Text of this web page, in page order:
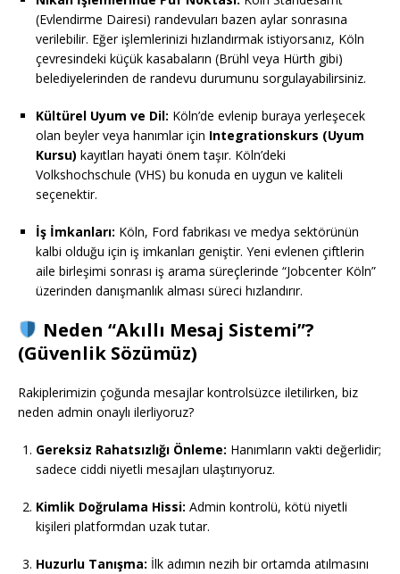
(Evlendirme Dairesi) randevuları bazen aylar sonrasına
verilebilir. Eğer işlemlerinizi hızlandırmak istiyorsanız, Köln
çevresindeki küçük kasabaların (Brühl veya Hürth gibi)
belediyelerinden de randevu durumunu sorgulayabilirsiniz.
Kültürel Uyum ve Dil: Köln’de evlenip buraya yerleşecek
olan beyler veya hanımlar için Integrationskurs (Uyum
Kursu) kayıtları hayati önem taşır. Köln’deki
Volkshochschule (VHS) bu konuda en uygun ve kaliteli
seçenektir.
İş İmkanları: Köln, Ford fabrikası ve medya sektörünün
kalbi olduğu için iş imkanları geniştir. Yeni evlenen çiftlerin
aile birleşimi sonrası iş arama süreçlerinde “Jobcenter Köln”
üzerinden danışmanlık alması süreci hızlandırır.
Neden “Akıllı Mesaj Sistemi”?
(Güvenlik Sözümüz)
Rakiplerimizin çoğunda mesajlar kontrolsüzce iletilirken, biz
neden admin onaylı ilerliyoruz?
Gereksiz Rahatsızlığı Önleme: Hanımların vakti değerlidir;
sadece ciddi niyetli mesajları ulaştırıyoruz.
Kimlik Doğrulama Hissi: Admin kontrolü, kötü niyetli
kişileri platformdan uzak tutar.
Huzurlu Tanışma: İlk adımın nezih bir ortamda atılmasını